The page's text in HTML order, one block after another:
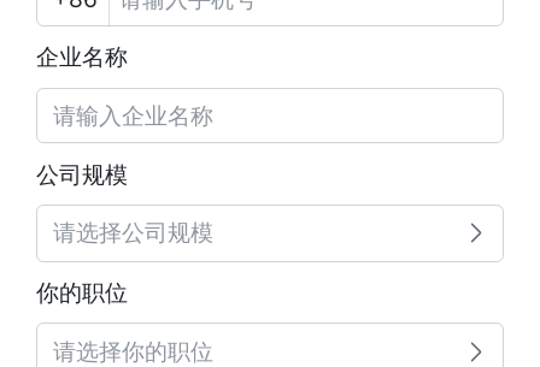
企业名称
公司规模
请选择公司规模
你的职位
请选择你的职位